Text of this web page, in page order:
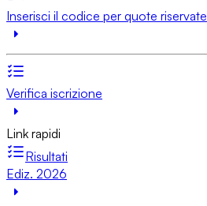
Inserisci il codice per quote riservate
Verifica iscrizione
Link rapidi
Risultati
Ediz. 2026